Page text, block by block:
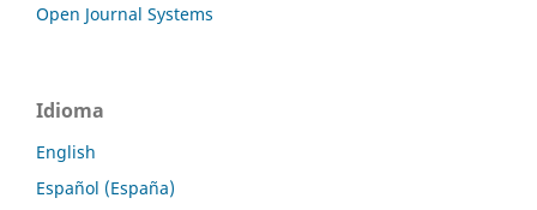
Open Journal Systems
Idioma
English
Español (España)